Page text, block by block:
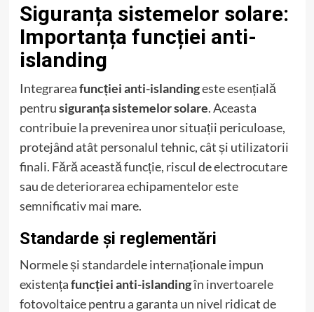
Siguranța sistemelor solare:
Importanța funcției anti-
islanding
Integrareafuncției anti-islandingeste esențială
pentrusiguranța sistemelor solare. Aceasta
contribuie la prevenirea unor situații periculoase,
protejând atât personalul tehnic, cât și utilizatorii
finali. Fără această funcție, riscul de electrocutare
sau de deteriorarea echipamentelor este
semnificativ mai mare.
Standarde și reglementări
Normele și standardele internaționale impun
existențafuncției anti-islandingîn invertoarele
fotovoltaice pentru a garanta un nivel ridicat de